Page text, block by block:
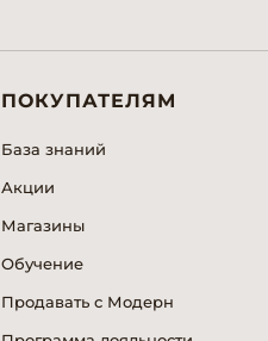
ПОКУПАТЕЛЯМ
База знаний
Акции
Магазины
Обучение
Продавать с Модерн